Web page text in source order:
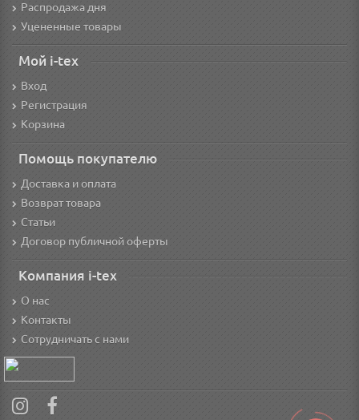
Распродажа дня
Уцененные товары
Мой i-tex
Вход
Регистрация
Корзина
Помощь покупателю
Доставка и оплата
Возврат товара
Статьи
Договор публичной оферты
Компания i-tex
О нас
Контакты
Сотрудничать с нами